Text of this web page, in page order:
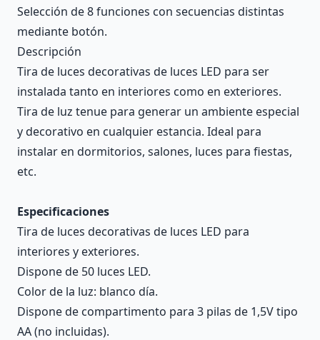
Selección de 8 funciones con secuencias distintas
mediante botón.
Descripción
Tira de luces decorativas de luces LED para ser
instalada tanto en interiores como en exteriores.
Tira de luz tenue para generar un ambiente especial
y decorativo en cualquier estancia. Ideal para
instalar en dormitorios, salones, luces para fiestas,
etc.
Especificaciones
Tira de luces decorativas de luces LED para
interiores y exteriores.
Dispone de 50 luces LED.
Color de la luz: blanco día.
Dispone de compartimento para 3 pilas de 1,5V tipo
AA (no incluidas).